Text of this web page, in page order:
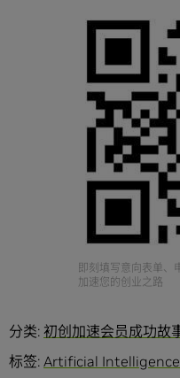
即刻填写意向表单、
加速您的创业之路
分类: 初创加速会员成功故
标签: Artificial Intelligence